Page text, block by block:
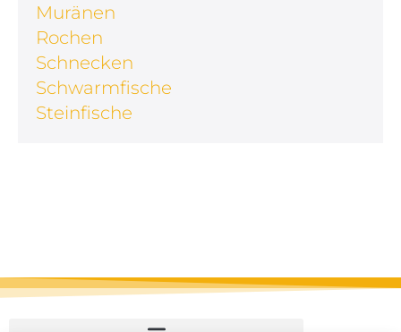
Muränen
Rochen
Schnecken
Schwarmfische
Steinfische